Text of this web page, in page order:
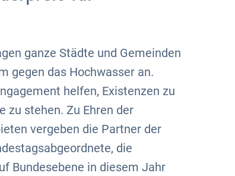
ganze Städte und Gemeinden
gegen das Hochwasser an.
helfen, Existenzen zu
zu stehen. Zu Ehren der
vergeben die Partner der
die
Bundesebene in diesem Jahr